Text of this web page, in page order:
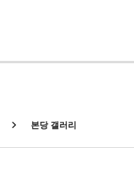
본당 갤러리